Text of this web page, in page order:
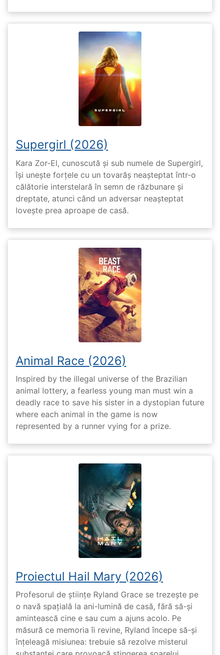
Supergirl (2026)
Kara Zor-El, cunoscută și sub numele de Supergirl,
își unește forțele cu un tovarăș neașteptat într-o
călătorie interstelară în semn de răzbunare și
dreptate, atunci când un adversar neașteptat
lovește prea aproape de casă.
Animal Race (2026)
Inspired by the illegal universe of the Brazilian
animal lottery, a fearless young man must win a
deadly race to save his sister in a dystopian future
where each animal in the game is now
represented by a runner vying for a prize.
Proiectul Hail Mary (2026)
Profesorul de științe Ryland Grace se trezește pe
o navă spațială la ani-lumină de casă, fără să-și
amintească cine e sau cum a ajuns acolo. Pe
măsură ce memoria îi revine, Ryland începe să-și
înțeleagă misiunea: trebuie să rezolve misterul